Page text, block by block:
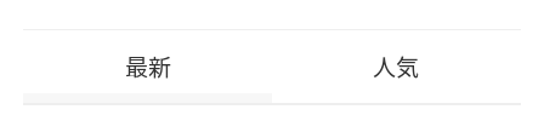
最新 人気